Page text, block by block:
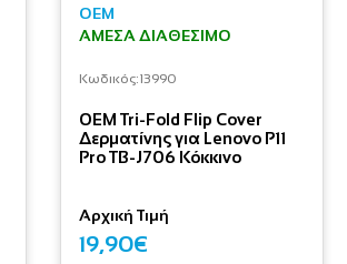
OEM
ΆΜΕΣΑ ΔΙΑΘΈΣΙΜΟ
Κωδικός:13990
OEM Tri-Fold Flip Cover
Δερματίνης για Lenovo P11
Pro TB-J706 Κόκκινο
Αρχική Τιμή
19,90€